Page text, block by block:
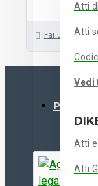
Atti
Atti
Vedi
Atti
Atti
Fai una
PIÙ VISTI